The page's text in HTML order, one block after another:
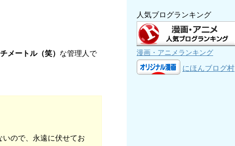
メートル（笑） な管理人で
ので、永遠に伏せてお
人気ブログランキング
漫画・アニメランキング
にほんブログ村